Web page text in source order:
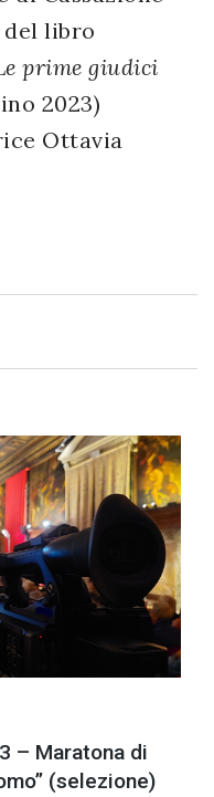
del libro
prime giudici
2023)
Ottavia
– Maratona di
(selezione)